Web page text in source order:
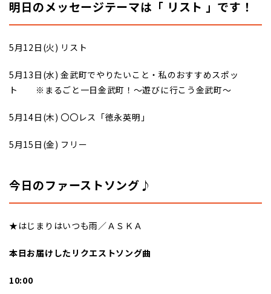
明日のメッセージテーマは「 リスト 」です！
5月12日(火) リスト
5月13日(水) 金武町でやりたいこと・私のおすすめスポッ
ト ※まるごと一日金武町！～遊びに行こう金武町～
5月14日(木) 〇〇レス「徳永英明」
5月15日(金) フリー
今日のファーストソング♪
★はじまりはいつも雨／ＡＳＫＡ
本日お届けしたリクエストソング曲
10:00